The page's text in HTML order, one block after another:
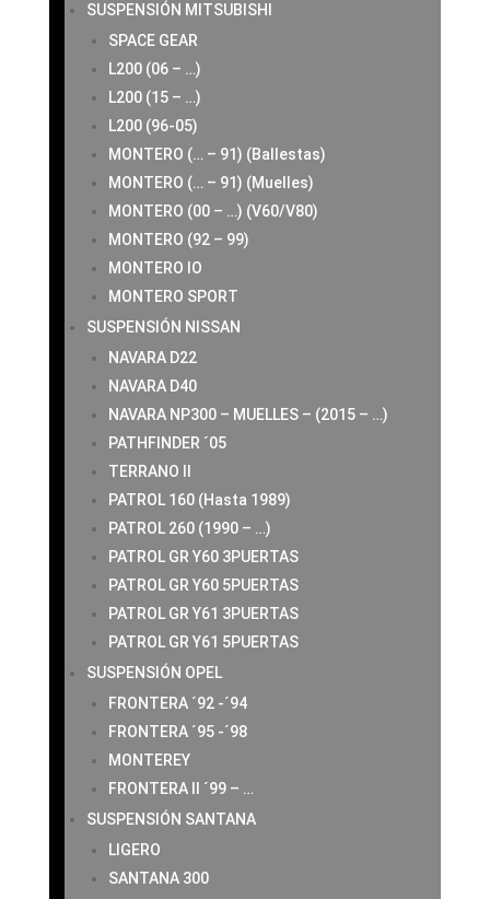
SUSPENSIÓN MITSUBISHI
SPACE GEAR
L200 (06 – …)
L200 (15 – …)
L200 (96-05)
MONTERO (… – 91) (Ballestas)
MONTERO (… – 91) (Muelles)
MONTERO (00 – …) (V60/V80)
MONTERO (92 – 99)
MONTERO IO
MONTERO SPORT
SUSPENSIÓN NISSAN
NAVARA D22
NAVARA D40
NAVARA NP300 – MUELLES – (2015 – …)
PATHFINDER ´05
TERRANO II
PATROL 160 (Hasta 1989)
PATROL 260 (1990 – …)
PATROL GR Y60 3PUERTAS
PATROL GR Y60 5PUERTAS
PATROL GR Y61 3PUERTAS
PATROL GR Y61 5PUERTAS
SUSPENSIÓN OPEL
FRONTERA ´92 -´94
FRONTERA ´95 -´98
MONTEREY
FRONTERA II ´99 – …
SUSPENSIÓN SANTANA
LIGERO
SANTANA 300